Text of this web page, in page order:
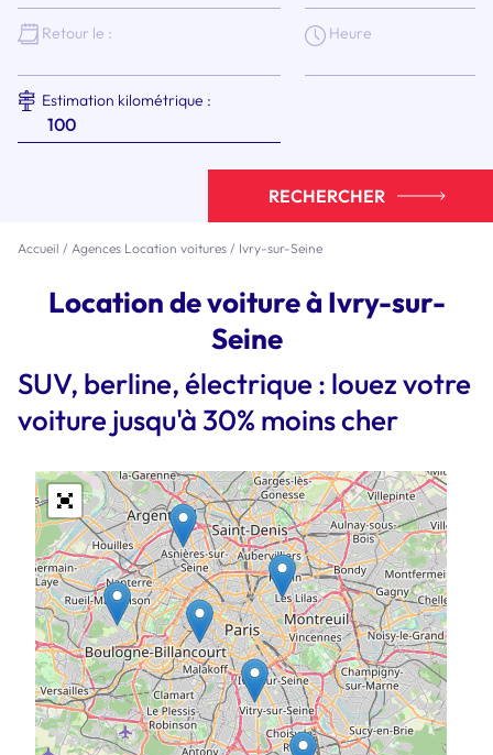
Retour le : Heure
Estimation kilométrique :
RECHERCHER
Accueil / Agences Location voitures / Ivry-sur-Seine
Location de voiture à Ivry-sur-
Seine
SUV, berline, électrique : louez votre
voiture jusqu'à 30% moins cher